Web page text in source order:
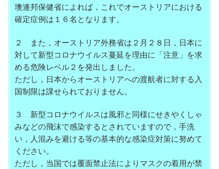
墺連邦保健省によれば，これでオーストリアにおける
確定症例は１
６名となります。
２ また，オーストリア外務省は２月２８日，日本に
対して新型コロナウイルス蔓延を理由に「注意」を求
める危険レベル２を発出しました。
ただし，日本からオーストリアへの渡航者に対する入
国制限は課せられておりません。
３ 新型コロナウイルスは風邪と同様にせきやくしゃ
みなどの飛沫で感染するとされていますので，手洗
い，人混みを避ける等の基本的な感染症対策に努めて
ください。
ただし，当国では覆面禁止法によりマスクの着用が禁